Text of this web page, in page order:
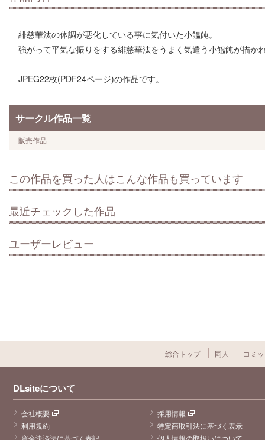
緋慈華汰の体調が悪化している事に気付いた小饂飩。
強がって平気な振りをする緋慈華汰をうまく気遣う小饂飩が描か
JPEG22枚(PDF24ページ)の作品です。
サークル作品一覧
販売作品
この作品を買った人はこんな作品も買っています
最近チェックした作品
ユーザーレビュー
総合トップ 同人 コミ
DLsiteについて
会社概要
採用情報
利用規約
特定商取引法に基づく表示
資金決済法に基づく表記
個人情報の取扱いについて